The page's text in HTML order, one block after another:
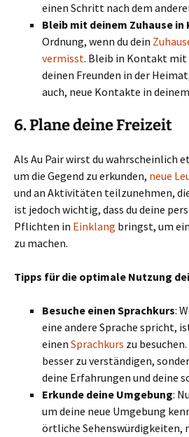
einen Schritt nach dem
Bleib mit deinem Zuhause
Ordnung, wenn du dein
vermisst. Bleib in Kontakt mit
deinen Freunden in der
auch, neue Kontakte in
6.Plane deine Freizeit
Als Au Pair wirst du wahrscheinlich
um die Gegend zu erkunden, neue
und an Aktivitäten teilzunehmen,
ist jedoch wichtig, dass du deine
Pflichten in Einklang bringst, um
zu machen.
Tipps für die optimale Nutzung
Besuche einen Sprachkurs:
eine andere Sprache spricht,
einen Sprachkurs zu
besser zu verständigen,
deine Erfahrungen und deine
Erkunde deine Umgebung:
um deine neue Umgebung
örtliche Sehenswürdigkeiten,